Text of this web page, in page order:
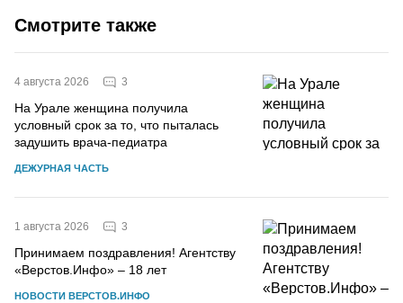
Смотрите также
4 августа 2026 3
На Урале женщина получила
условный срок за то, что пыталась
задушить врача-педиатра
ДЕЖУРНАЯ ЧАСТЬ
1 августа 2026 3
Принимаем поздравления! Агентству
«Верстов.Инфо» – 18 лет
НОВОСТИ ВЕРСТОВ.ИНФО